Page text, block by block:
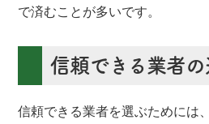
で済むことが多いです。
信頼できる業者
信頼できる業者を選ぶためには